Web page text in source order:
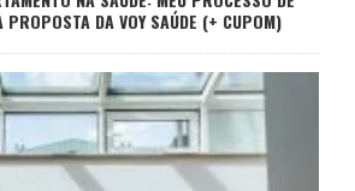
PROPOSTA DA VOY SAÚDE (+ CUPOM)